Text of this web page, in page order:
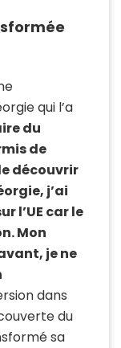
qui l’a
du
de
découvrir
j’ai
l’UE car le
Mon
je ne
dans
du
sa